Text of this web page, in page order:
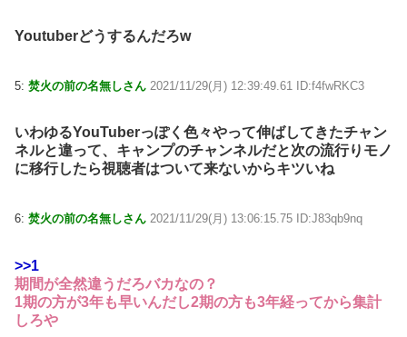
Youtuberどうするんだろw
5: 焚火の前の名無しさん 2021/11/29(月) 12:39:49.61 ID:f4fwRKC3
いわゆるYouTuberっぽく色々やって伸ばしてきたチャン
ネルと違って、キャンプのチャンネルだと次の流行りモノ
に移行したら視聴者はついて来ないからキツいね
6: 焚火の前の名無しさん 2021/11/29(月) 13:06:15.75 ID:J83qb9nq
>>1
期間が全然違うだろバカなの？
1期の方が3年も早いんだし2期の方も3年経ってから集計
しろや